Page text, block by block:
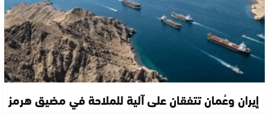
إيران وعُمان تتفقان على آلية للملاحة في مضيق هرمز